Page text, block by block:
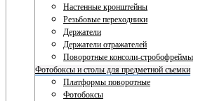
Настенные кронштейны
Резьбовые переходники
Держатели
Держатели отражателей
Поворотные консоли-стробофреймы
Фотобоксы и столы для предметной съемки
Платформы поворотные
Фотобоксы